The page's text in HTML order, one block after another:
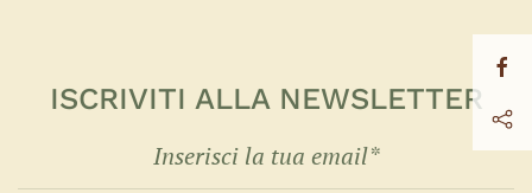
ISCRIVITI ALLA NEWSLETTER